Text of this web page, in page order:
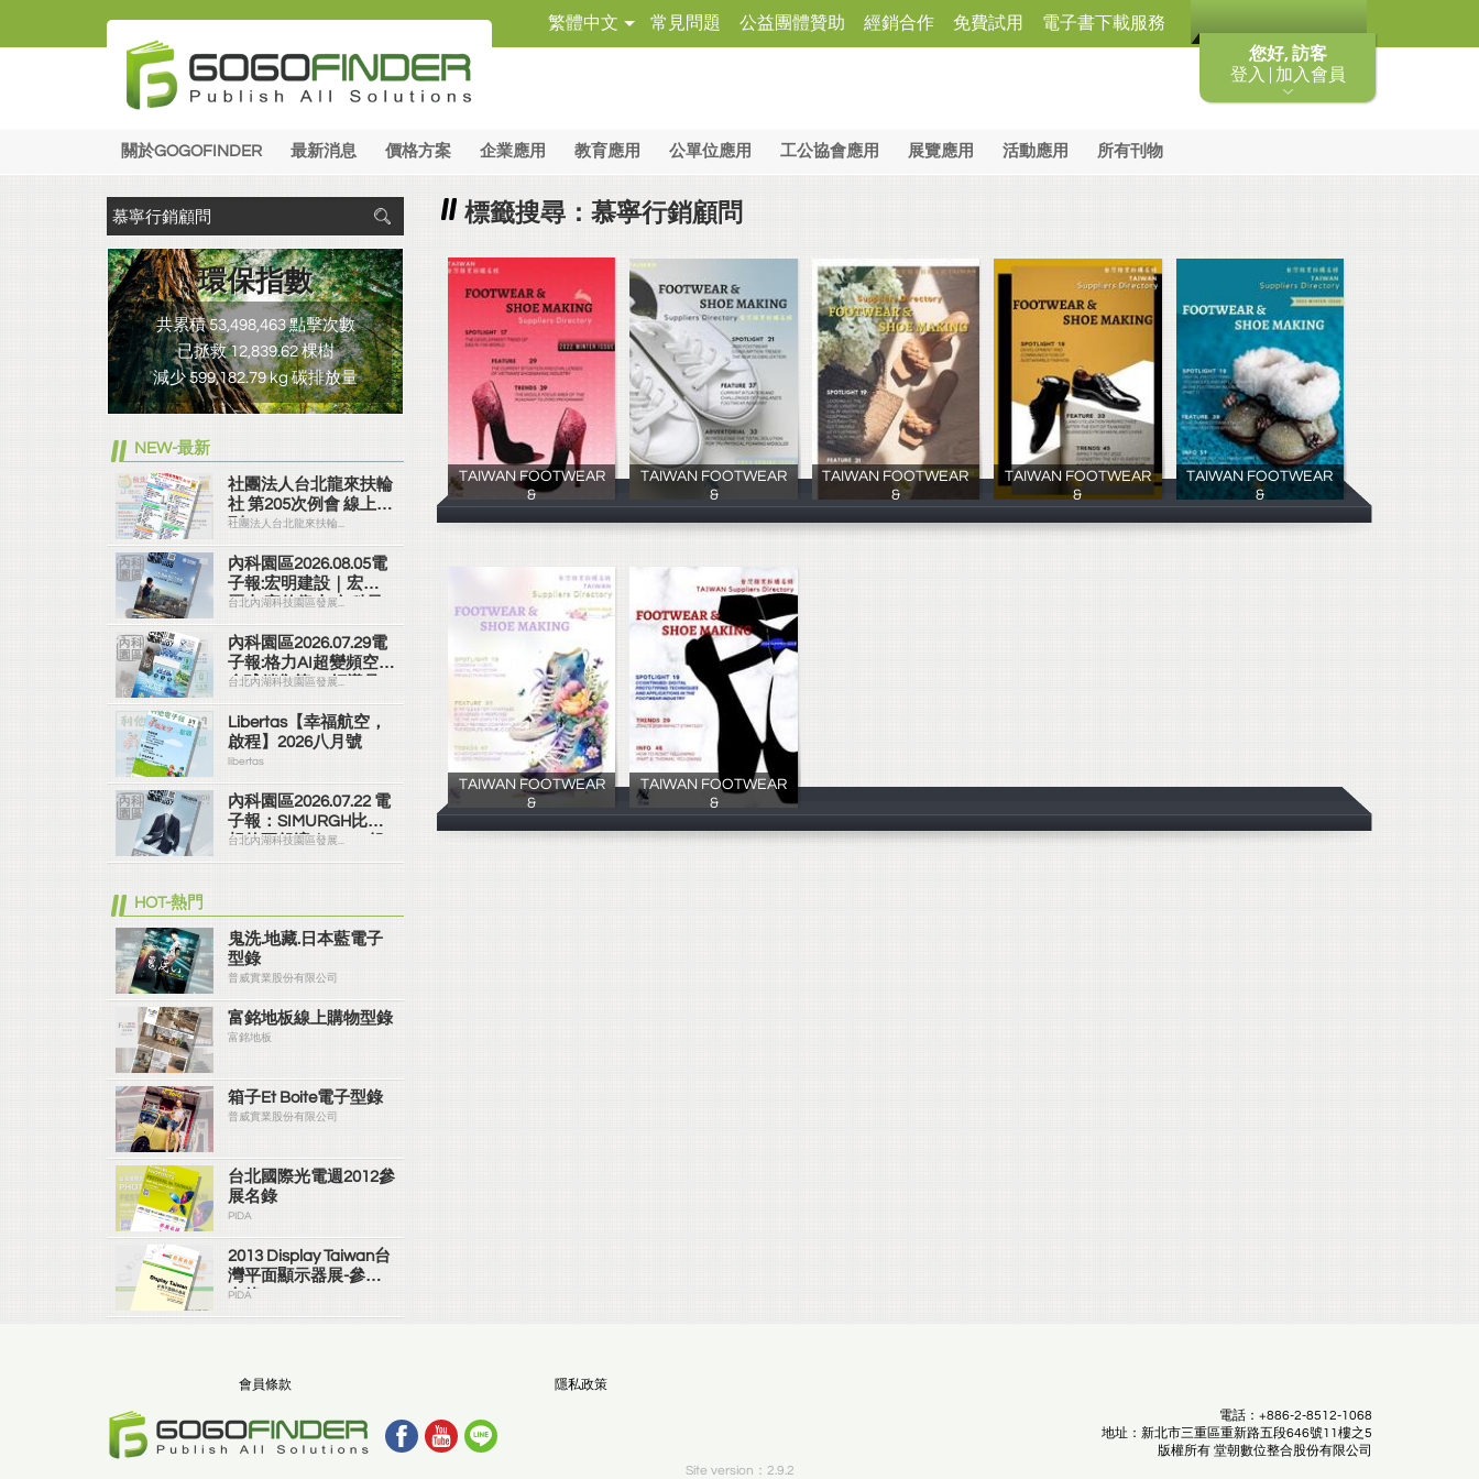
您好, 訪客
登入 | 加入會員
繁體中文 常見問題 公益團體贊助 經銷合作 免費試用 電子書下載服務
關於GOGOFINDER 最新消息 價格方案 企業應用 教育應用 公單位應用 工公協會應用 展覽應用 活動應用 所有刊物
標籤搜尋：慕寧行銷顧問
TAIWAN FOOTWEAR
&
慕寧行銷
TAIWAN FOOTWEAR
&
慕寧行銷
TAIWAN FOOTWEAR
&
慕寧行銷
TAIWAN FOOTWEAR
&
慕寧行銷
TAIWAN FOOTWEAR
&
慕寧行銷
TAIWAN FOOTWEAR
&
慕寧行銷
TAIWAN FOOTWEAR
&
慕寧行銷
環保指數
共累積 53,498,463 點擊次數
已拯救 12,839.62 棵樹
減少 599,182.79 kg 碳排放量
NEW-最新
社團法人台北龍來扶輪
社 第205次例會 線上社
刊
社團法人台北龍來扶輪...
內科園區2026.08.05電
子報:宏明建設｜宏明
麗山 家的靠山 內科最
高的安全承諾
台北內湖科技園區發展...
內科園區2026.07.29電
子報:格力AI超變頻空調
全球銷售第一 領導品
牌
台北內湖科技園區發展...
Libertas【幸福航空，
啟程】2026八月號
libertas
內科園區2026.07.22 電
子報：SIMURGH比你
想的更舒適｜Su-Si 舒
仕裝 都會日常輕鬆穿
台北內湖科技園區發展...
HOT-熱門
鬼洗.地藏.日本藍電子
型錄
普威實業股份有限公司
富銘地板線上購物型錄
富銘地板
箱子Et Boite電子型錄
普威實業股份有限公司
台北國際光電週2012參
展名錄
PIDA
2013 Display Taiwan台
灣平面顯示器展-參展
名錄
PIDA
會員條款 隱私政策
電話：+886-2-8512-1068
地址：新北市三重區重新路五段646號11樓之5
版權所有 堂朝數位整合股份有限公司
Site version：2.9.2